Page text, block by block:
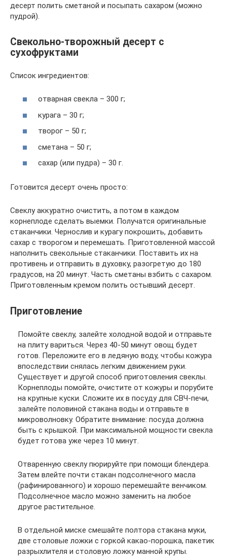
десерт полить сметаной и посыпать сахаром (можно
пудрой).
Свекольно-творожный десерт с
сухофруктами
Список ингредиентов:
отварная свекла – 300 г;
курага – 30 г;
творог – 50 г;
сметана – 50 г;
сахар (или пудра) – 30 г.
Готовится десерт очень просто:
Свеклу аккуратно очистить, а потом в каждом
корнеплоде сделать выемки. Получатся оригинальные
стаканчики. Чернослив и курагу покрошить, добавить
сахар с творогом и перемешать. Приготовленной массой
наполнить свекольные стаканчики. Поставить их на
противень и отправить в духовку, разогретую до 180
градусов, на 20 минут. Часть сметаны взбить с сахаром.
Приготовленным кремом полить остывший десерт.
Приготовление
Помойте свеклу, залейте холодной водой и отправьте
на плиту вариться. Через 40-50 минут овощ будет
готов. Переложите его в ледяную воду, чтобы кожура
впоследствии снялась легким движением руки.
Существует и другой способ приготовления свеклы.
Корнеплоды помойте, очистите от кожуры и порубите
на крупные куски. Сложите их в посуду для СВЧ-печи,
залейте половиной стакана воды и отправьте в
микроволновку. Обратите внимание: посуда должна
быть с крышкой. При максимальной мощности свекла
будет готова уже через 10 минут.
Отваренную свеклу пюрируйте при помощи блендера.
Затем влейте почти стакан подсолнечного масла
(рафинированного) и хорошо перемешайте венчиком.
Подсолнечное масло можно заменить на любое
другое растительное.
В отдельной миске смешайте полтора стакана муки,
две столовые ложки с горкой какао-порошка, пакетик
разрыхлителя и столовую ложку манной крупы.